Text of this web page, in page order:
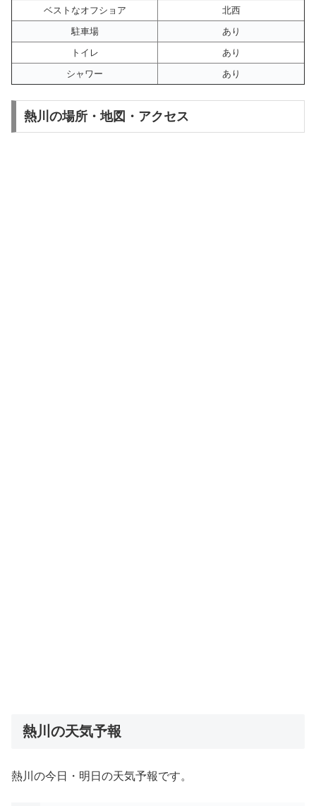
ベストなオフショア
北西
駐車場
あり
トイレ
あり
シャワー
あり
熱川の場所・地図・アクセス
熱川の天気予報
熱川の今日・明日の天気予報です。